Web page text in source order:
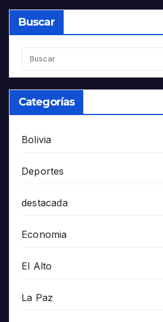
Buscar
Categorías
Bolivia
Deportes
destacada
Economia
El Alto
La Paz